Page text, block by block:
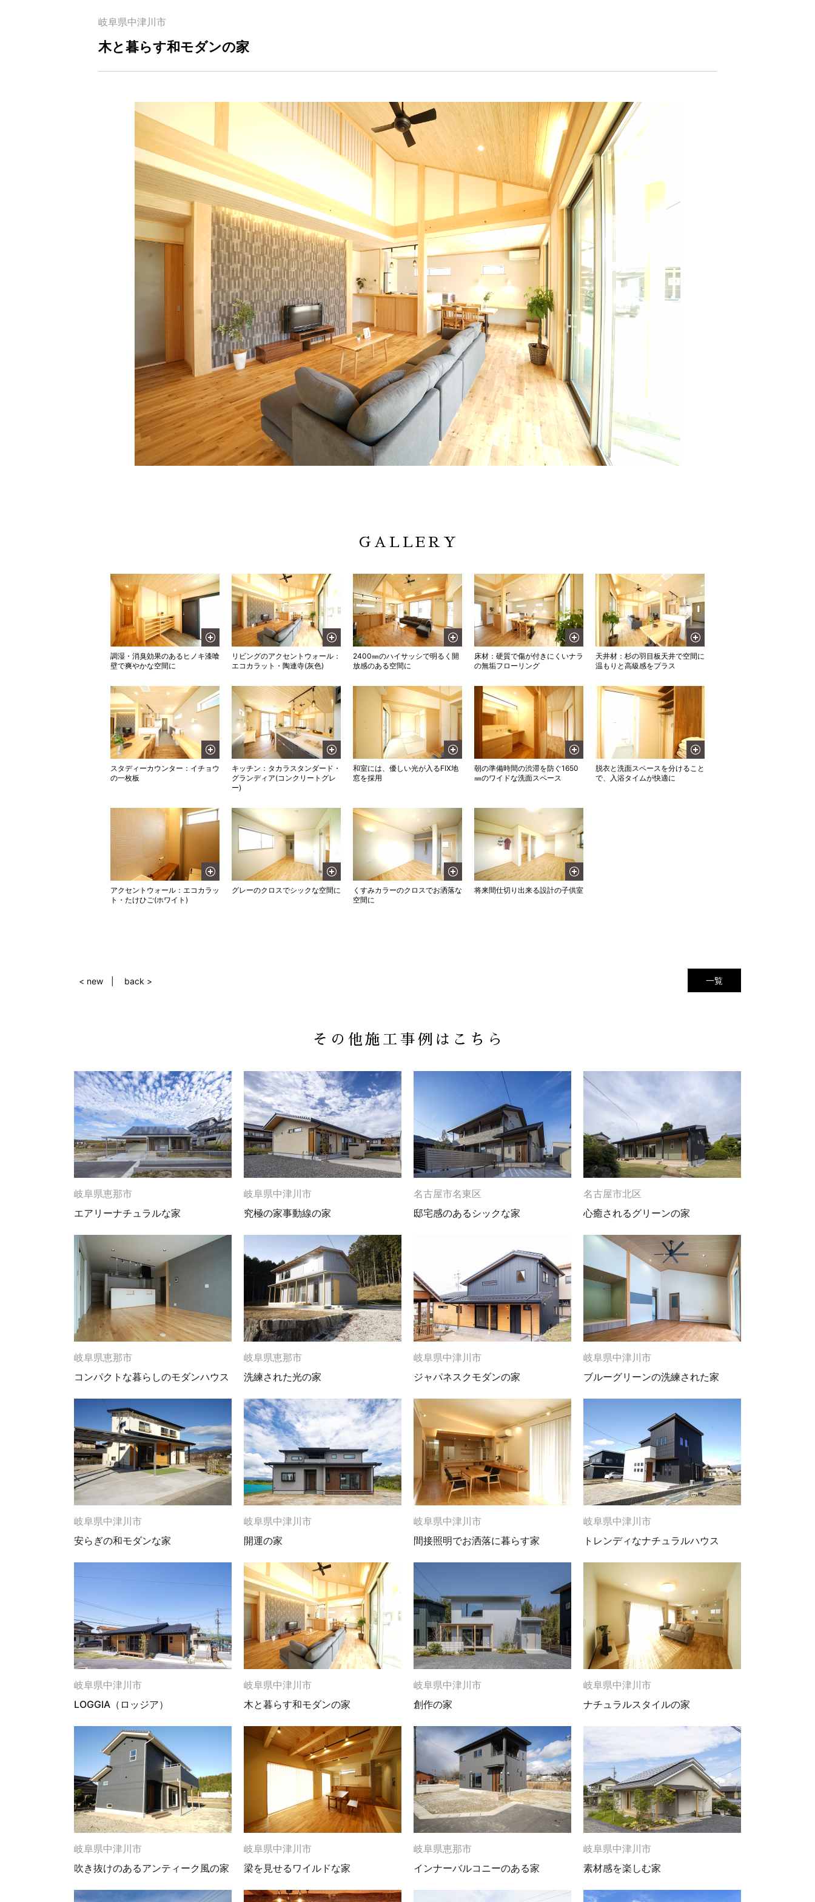
岐阜県中津川市
木と暮らす和モダンの家
GALLERY
調湿・消臭効果のあるヒノキ漆喰
壁で爽やかな空間に
リビングのアクセントウォール：
エコカラット・陶連寺(灰色)
2400㎜のハイサッシで明るく開
放感のある空間に
床材：硬質で傷が付きにくいナラ
の無垢フローリング
天井材：杉の羽目板天井で空間に
温もりと高級感をプラス
スタディーカウンター：イチョウ
の一枚板
キッチン：タカラスタンダード・
グランディア(コンクリートグレ
ー)
和室には、優しい光が入るFIX地
窓を採用
朝の準備時間の渋滞を防ぐ1650
㎜のワイドな洗面スペース
脱衣と洗面スペースを分けること
で、入浴タイムが快適に
アクセントウォール：エコカラッ
ト・たけひご(ホワイト)
グレーのクロスでシックな空間に
くすみカラーのクロスでお洒落な
空間に
将来間仕切り出来る設計の子供室
一覧
< new back >
その他施工事例はこちら
岐阜県恵那市
エアリーナチュラルな家
岐阜県中津川市
究極の家事動線の家
名古屋市名東区
邸宅感のあるシックな家
名古屋市北区
心癒されるグリーンの家
岐阜県恵那市
コンパクトな暮らしのモダンハウス
岐阜県恵那市
洗練された光の家
岐阜県中津川市
ジャパネスクモダンの家
岐阜県中津川市
ブルーグリーンの洗練された家
岐阜県中津川市
安らぎの和モダンな家
岐阜県中津川市
開運の家
岐阜県中津川市
間接照明でお洒落に暮らす家
岐阜県中津川市
トレンディなナチュラルハウス
岐阜県中津川市
LOGGIA（ロッジア）
岐阜県中津川市
木と暮らす和モダンの家
岐阜県中津川市
創作の家
岐阜県中津川市
ナチュラルスタイルの家
岐阜県中津川市
吹き抜けのあるアンティーク風の家
岐阜県中津川市
梁を見せるワイルドな家
岐阜県恵那市
インナーバルコニーのある家
岐阜県中津川市
素材感を楽しむ家